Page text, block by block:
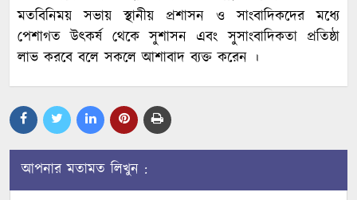
মতবিনিময় সভায় স্থানীয় প্রশাসন ও সাংবাদিকদের মধ্যে
পেশাগত উৎকর্ষ থেকে সুশাসন এবং সুসাংবাদিকতা প্রতিষ্ঠা
লাভ করবে বলে সকলে আশাবাদ ব্যক্ত করেন ।
আপনার মতামত লিখুন :